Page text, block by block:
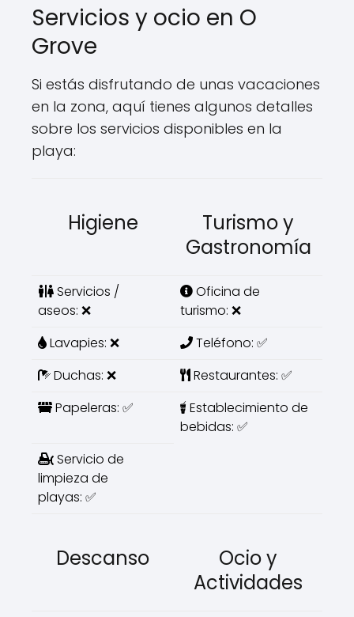
Servicios y ocio en O
Grove
Si estás disfrutando de unas vacaciones
en la zona, aquí tienes algunos detalles
sobre los servicios disponibles en la
playa:
Higiene
Turismo y
Gastronomía
Servicios /
aseos: ❌
Oficina de
turismo: ❌
Lavapies: ❌
Teléfono: ✅
Duchas: ❌
Restaurantes: ✅
Papeleras: ✅
Establecimiento de
bebidas: ✅
Servicio de
limpieza de
playas: ✅
Descanso
Ocio y
Actividades